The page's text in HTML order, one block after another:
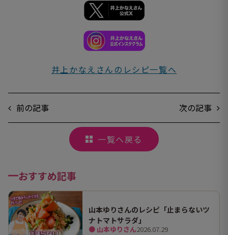
井上かなえさんのレシピ一覧へ
前の記事 次の記事
一覧へ戻る
おすすめ記事
山本ゆりさんのレシピ「止まらないツ
ナトマトサラダ」
● 山本ゆりさん2026.07.29